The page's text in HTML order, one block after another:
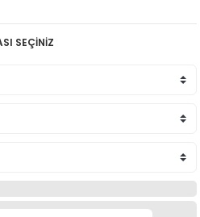
SEÇİNİZ